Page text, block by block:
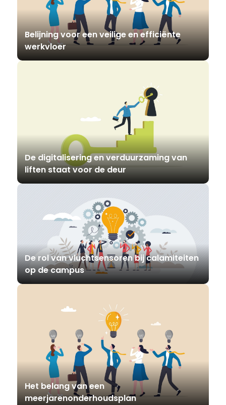
Belijning voor een veilige en efficiënte
werkvloer
De digitalisering en verduurzaming van
liften staat voor de deur
De rol van vluchtsensoren bij calamiteiten
op de campus
Het belang van een
meerjarenonderhoudsplan